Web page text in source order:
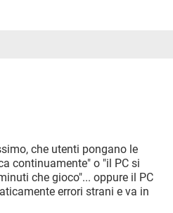
che utenti pongano le
continuamente" o "il PC si
che gioco"... oppure il PC
errori strani e va in